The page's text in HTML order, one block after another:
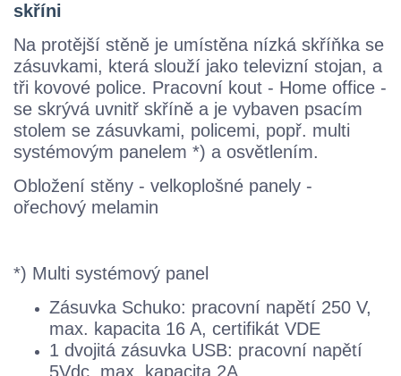
skříni
Na protější stěně je umístěna nízká skříňka se
zásuvkami, která slouží jako televizní stojan, a
tři kovové police. Pracovní kout - Home office -
se skrývá uvnitř skříně a je vybaven psacím
stolem se zásuvkami, policemi, popř. multi
systémovým panelem *) a osvětlením.
Obložení stěny - velkoplošné panely -
ořechový melamin
*) Multi systémový panel
Zásuvka Schuko: pracovní napětí 250 V,
max. kapacita 16 A, certifikát VDE
1 dvojitá zásuvka USB: pracovní napětí
5Vdc, max. kapacita 2A